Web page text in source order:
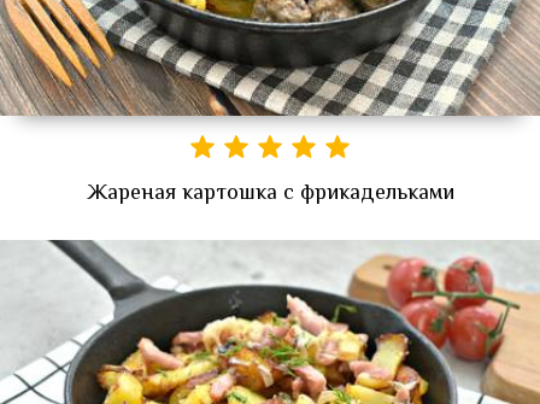
Жареная картошка с фрикадельками